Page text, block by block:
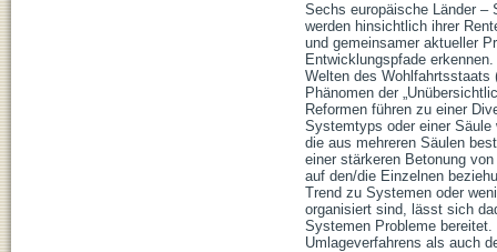
Sechs europäische Länder –
werden hinsichtlich ihrer
und gemeinsamer aktueller
Entwicklungspfade
Welten des
Phänomen der
Reformen führen zu einer
Systemtyps oder einer
die aus mehreren Säulen
einer stärkeren Betonung
auf den/die Einzelnen
Trend zu Systemen oder
organisiert sind, lässt sich
Systemen Probleme
Umlageverfahrens als auch